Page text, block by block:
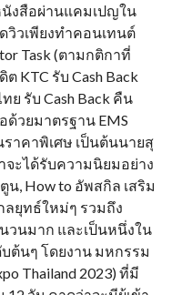
งสือผ่านแคมเปญใน
วิวเพียงทำคอนเทนต์
Task (ตามกติกาที่
KTC รับ Cash Back
ย รับ Cash Back คืน
วยมาตรฐาน EMS
าคาพิเศษ เป็นต้นนายสุ
ะได้รับความนิยมอย่าง
, How to อัพสกิล เสริม
ยุทธ์ใหม่ๆ รวมถึง
วนมาก และเป็นหนึ่งใน
ต้นๆ โดยงาน มหกรรม
Thailand 2023) ที่มี